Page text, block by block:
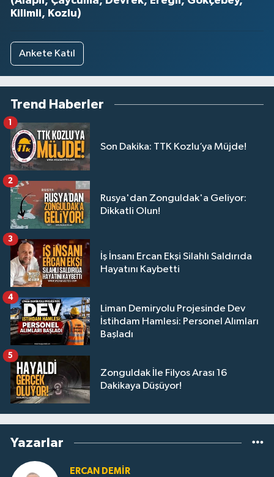
Kilimli, Kozlu)
Ankete Katıl
Trend Haberler
Son Dakika: TTK Kozlu’ya Müjde!
1
Rusya'dan Zonguldak'a Geliyor:
Dikkatli Olun!
2
İş İnsanı Ercan Ekşi Silahlı Saldırıda
Hayatını Kaybetti
3
Liman Demiryolu Projesinde Dev
İstihdam Hamlesi: Personel Alımları
Başladı
4
Zonguldak İle Filyos Arası 16
Dakikaya Düşüyor!
5
Yazarlar
ERCAN DEMIR